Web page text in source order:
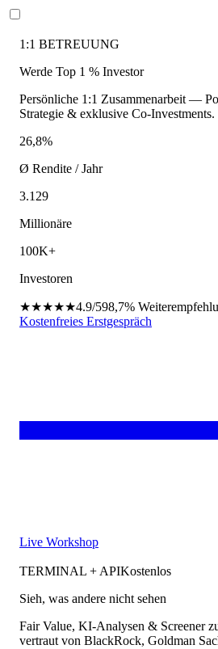
1:1 BETREUUNG
Werde Top 1 % Investor
Persönliche 1:1 Zusammenarbeit —
Strategie & exklusive Co-Investments.
26,8%
Ø Rendite / Jahr
3.129
Millionäre
100K+
Investoren
★★★★★4.9/598,7%
Kostenfreies Erstgespräch
Live Workshop
TERMINAL + APIKostenlos
Sieh, was andere nicht sehen
Fair Value, KI-Analysen & Screener
vertraut von BlackRock, Goldman